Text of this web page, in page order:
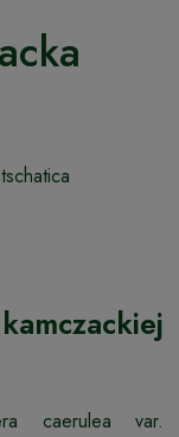
caerulea var.